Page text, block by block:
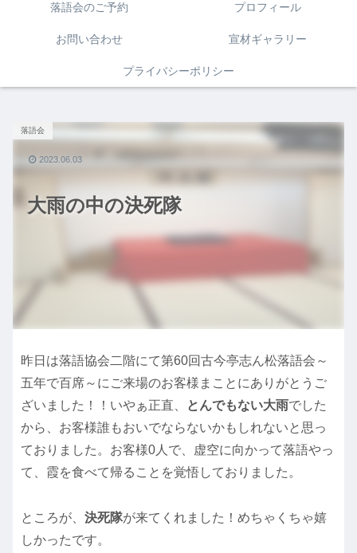
落語会のご予約 プロフィール
お問い合わせ 宣材ギャラリー
プライバシーポリシー
大雨の中の決死隊
落語会
2023.06.03
昨日は落語協会二階にて第60回古今亭志ん松落語会～
五年で百席～にご来場のお客様まことにありがとうご
ざいました！！いやぁ正直、
とんでもない大雨でした
から、お客様誰もおいでならないかもしれないと思っ
ておりました。お客様0人で、虚空に向かって落語やっ
て、霞を食べて帰ることを覚悟しておりました。
ところが、 決死隊が来てくれました！めちゃくちゃ嬉
しかったです。